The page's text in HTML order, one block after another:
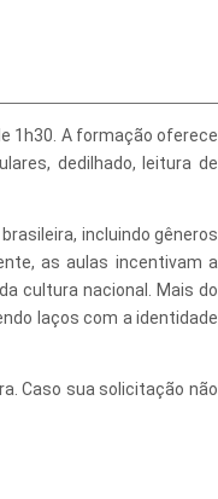
1h30. A formação oferece
dedilhado, leitura de
incluindo gêneros
as aulas incentivam a
cultura nacional. Mais do
laços com a identidade
Caso sua solicitação não